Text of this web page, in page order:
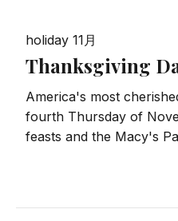
holiday 11月
Thanksgiving
America's most
fourth Thursday of
feasts and the Macy's